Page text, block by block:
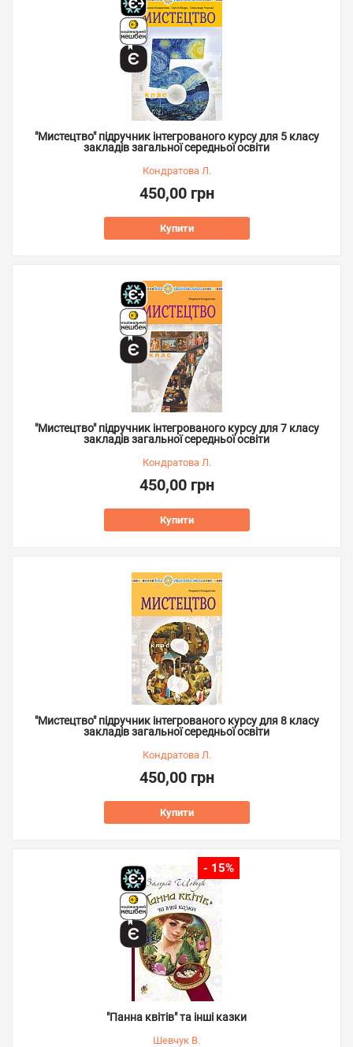
"Мистецтво" підручник інтегрованого курсу для 5 класу
закладів загальної середньої освіти
Кондратова Л.
450,00 грн
Купити
"Мистецтво" підручник інтегрованого курсу для 7 класу
закладів загальної середньої освіти
Кондратова Л.
450,00 грн
Купити
"Мистецтво" підручник інтегрованого курсу для 8 класу
закладів загальної середньої освіти
Кондратова Л.
450,00 грн
Купити
- 15%
"Панна квітів" та інші казки
Шевчук В.